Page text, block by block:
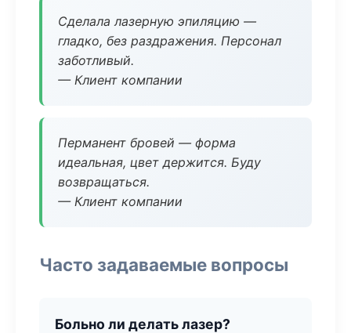
Сделала лазерную эпиляцию —
гладко, без раздражения. Персонал
заботливый.
— Клиент компании
Перманент бровей — форма
идеальная, цвет держится. Буду
возвращаться.
— Клиент компании
Часто задаваемые вопросы
Больно ли делать лазер?